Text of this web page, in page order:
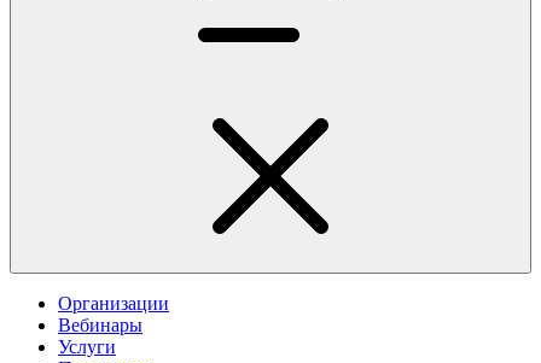
Организации
Вебинары
Услуги